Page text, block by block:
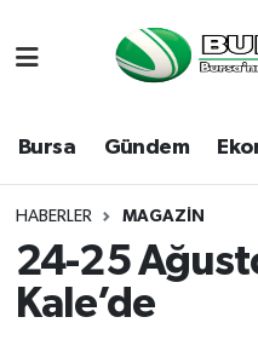
Bursa Gündem
HABERLER MAGAZIN
24-25
Kale’de
Bursa
Dünya
Eğitim
Hava Durumu
Namaz Vakitleri
Trafik Durumu